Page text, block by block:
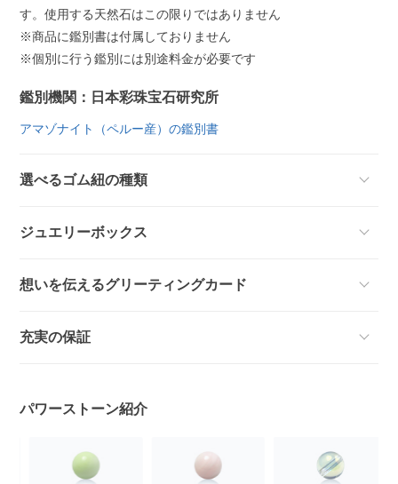
す。使用する天然石はこの限りではありません
※商品に鑑別書は付属しておりません
※個別に行う鑑別には別途料金が必要です
鑑別機関：日本彩珠宝石研究所
アマゾナイト（ペルー産）の鑑別書
選べるゴム紐の種類
ジュエリーボックス
想いを伝えるグリーティングカード
充実の保証
パワーストーン紹介